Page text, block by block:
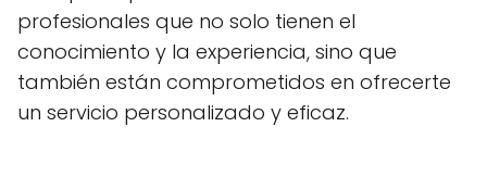
profesionales que no solo tienen el
conocimiento y la experiencia, sino que
también están comprometidos en ofrecerte
un servicio personalizado y eficaz.